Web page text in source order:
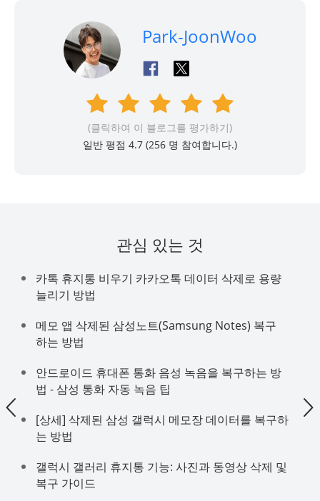
Park-JoonWoo
(클릭하여 이 블로그를 평가하기)
일반 평점 4.7 (256 명 참여합니다.)
관심 있는 것
카톡 휴지통 비우기 카카오톡 데이터 삭제로 용량
늘리기 방법
메모 앱 삭제된 삼성노트(Samsung Notes) 복구
하는 방법
안드로이드 휴대폰 통화 음성 녹음을 복구하는 방
법 - 삼성 통화 자동 녹음 팁
[상세] 삭제된 삼성 갤럭시 메모장 데이터를 복구하
는 방법
갤럭시 갤러리 휴지통 기능: 사진과 동영상 삭제 및
복구 가이드